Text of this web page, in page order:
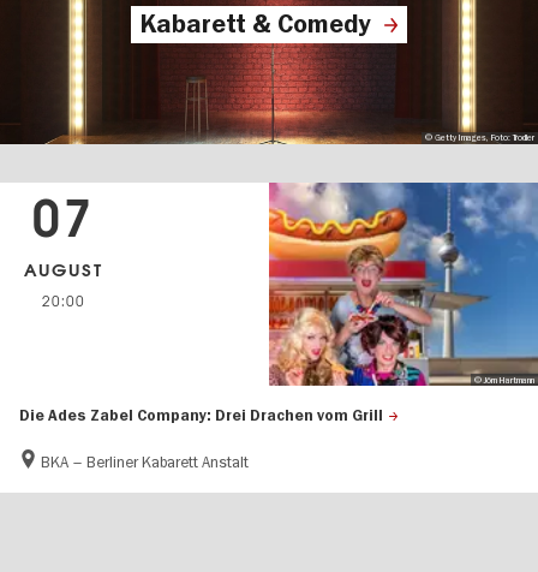
Kabarett & Comedy
© Getty Images, Foto: Trodler
Die Ades Zabel Company: Drei Drachen vom Grill
BKA – Berliner Kabarett Anstalt
07
AUGUST
20:00
© Jörn Hartmann